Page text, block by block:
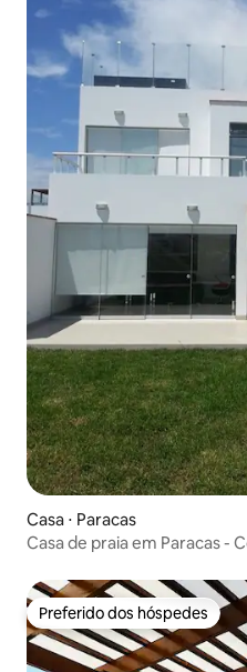
Casa ⋅ Paracas
Casa de praia em Paracas -
Preferido dos hóspedes
Preferido dos hóspedes